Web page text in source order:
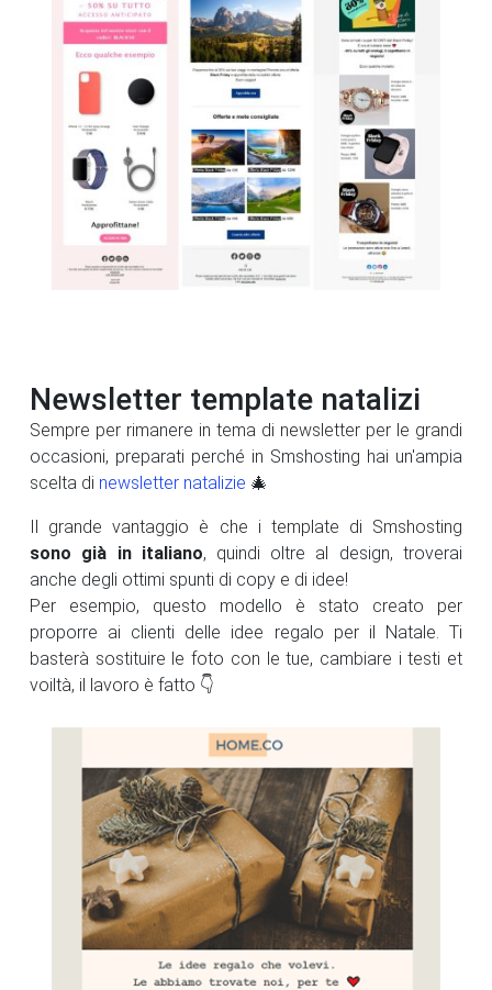
Newsletter template natalizi
Sempre per rimanere in tema di newsletter per le grandi
occasioni, preparati perché in Smshosting hai un'ampia
scelta di newsletter natalizie 🎄
Il grande vantaggio è che i template di Smshosting
sono già in italiano, quindi oltre al design, troverai
anche degli ottimi spunti di copy e di idee!
Per esempio, questo modello è stato creato per
proporre ai clienti delle idee regalo per il Natale. Ti
basterà sostituire le foto con le tue, cambiare i testi et
voiltà, il lavoro è fatto 👇